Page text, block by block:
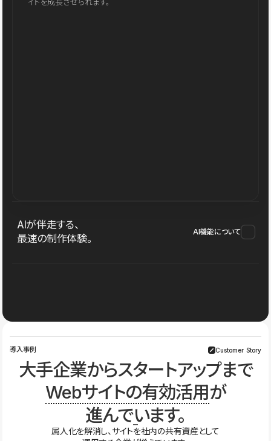
イトを成長させられます。
AIが伴走する、
最速の制作体験。
AI機能について
導入事例 Customer Story
大手企業からスタートアップまで
Webサイトの有効活用が
進んでいます。
属人化を解消し、サイトを社内の共有資産として